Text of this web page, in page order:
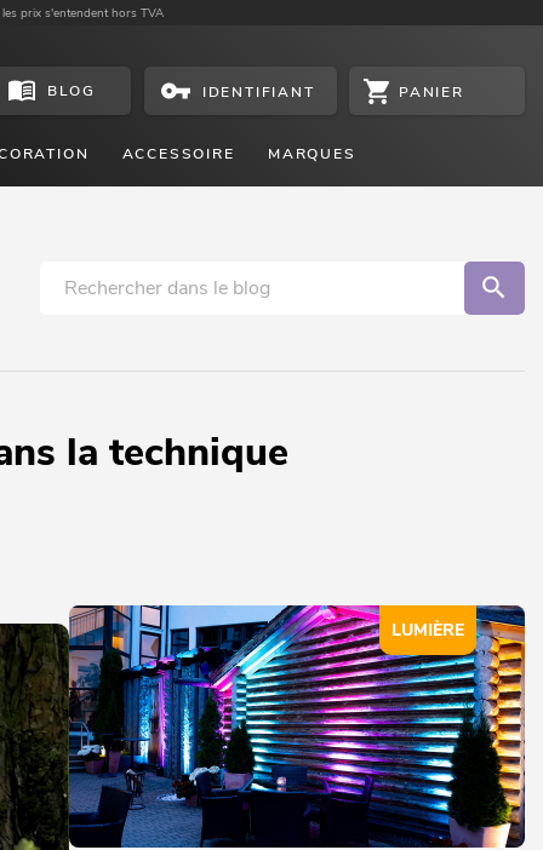
prix s'entendent hors TVA
BLOG IDENTIFIANT PANIER
ACCESSOIRE MARQUES
la technique
LUMIÈRE